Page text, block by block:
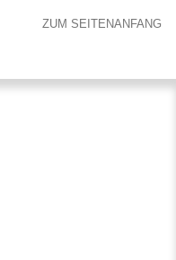
ZUM SEITENANFANG